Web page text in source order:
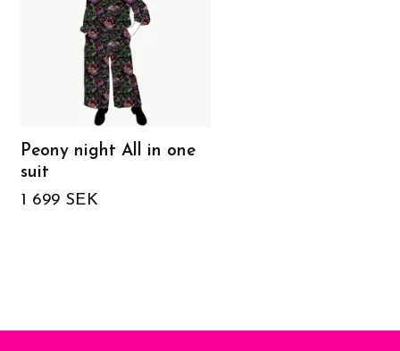
Peony night All in one
suit
1 699 SEK